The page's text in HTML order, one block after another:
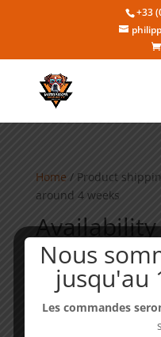
+33
Home / Product
around 4 weeks
weeks
Showing the single
Nous
jusqu'au
Les commandes